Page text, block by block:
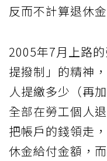
反而不計算退休金
2005年7月上路
提撥制」的精神
人提繳多少（再
全部在勞工個人
把帳戶的錢領走
休金給付金額，